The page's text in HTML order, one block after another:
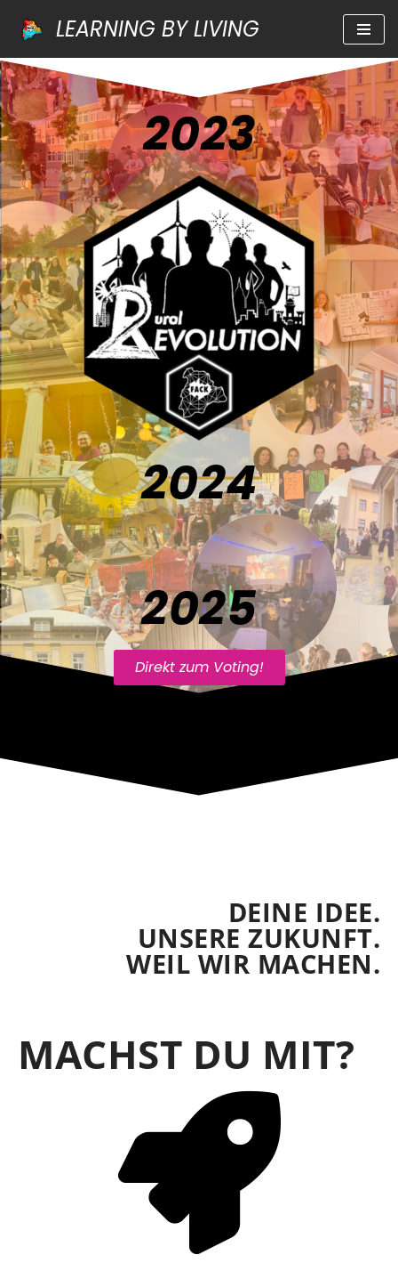
Inhalt
springen
LEARNING BY LIVING
2023
2024
2025
Direkt zum Voting!
DEINE IDEE.
UNSERE ZUKUNFT.
WEIL WIR MACHEN.
MACHST DU MIT?